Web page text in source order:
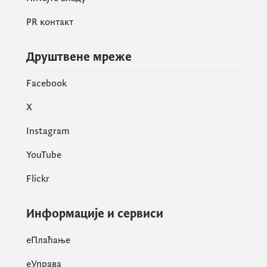
надзором.
изграђивању једног јаког система
као и на континуираном
PR контакт
Друштвене мреже
Facebook
X
Instagram
YouTube
Flickr
Информације и сервиси
eПлаћање
еУправа